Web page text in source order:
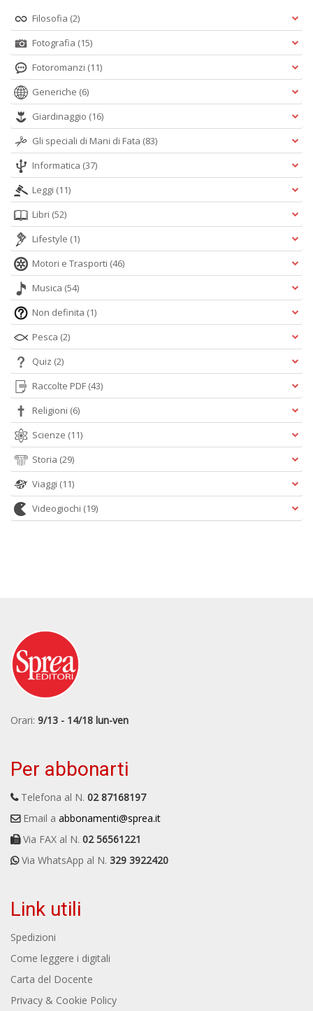
Filosofia (2)
Fotografia (15)
Fotoromanzi (11)
Generiche (6)
Giardinaggio (16)
Gli speciali di Mani di Fata (83)
Informatica (37)
Leggi (11)
Libri (52)
Lifestyle (1)
Motori e Trasporti (46)
Musica (54)
Non definita (1)
Pesca (2)
Quiz (2)
Raccolte PDF (43)
Religioni (6)
Scienze (11)
Storia (29)
Viaggi (11)
Videogiochi (19)
Orari: 9/13 - 14/18 lun-ven
Per abbonarti
Telefona al N. 02 87168197
Email a abbonamenti@sprea.it
Via FAX al N. 02 56561221
Via WhatsApp al N. 329 3922420
Link utili
Spedizioni
Come leggere i digitali
Carta del Docente
Privacy & Cookie Policy